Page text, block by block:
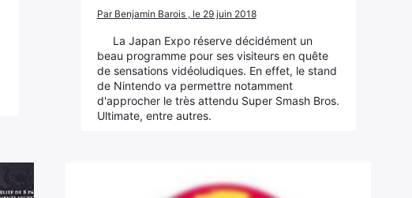
Par Benjamin Barois , le 29 juin 2018
La Japan Expo réserve décidément un
beau programme pour ses visiteurs en quête
de sensations vidéoludiques. En effet, le stand
de Nintendo va permettre notamment
d'approcher le très attendu Super Smash Bros.
Ultimate, entre autres.